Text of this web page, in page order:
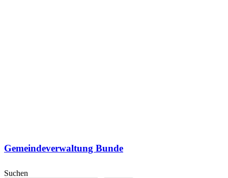
Gemeindeverwaltung Bunde
Suchen